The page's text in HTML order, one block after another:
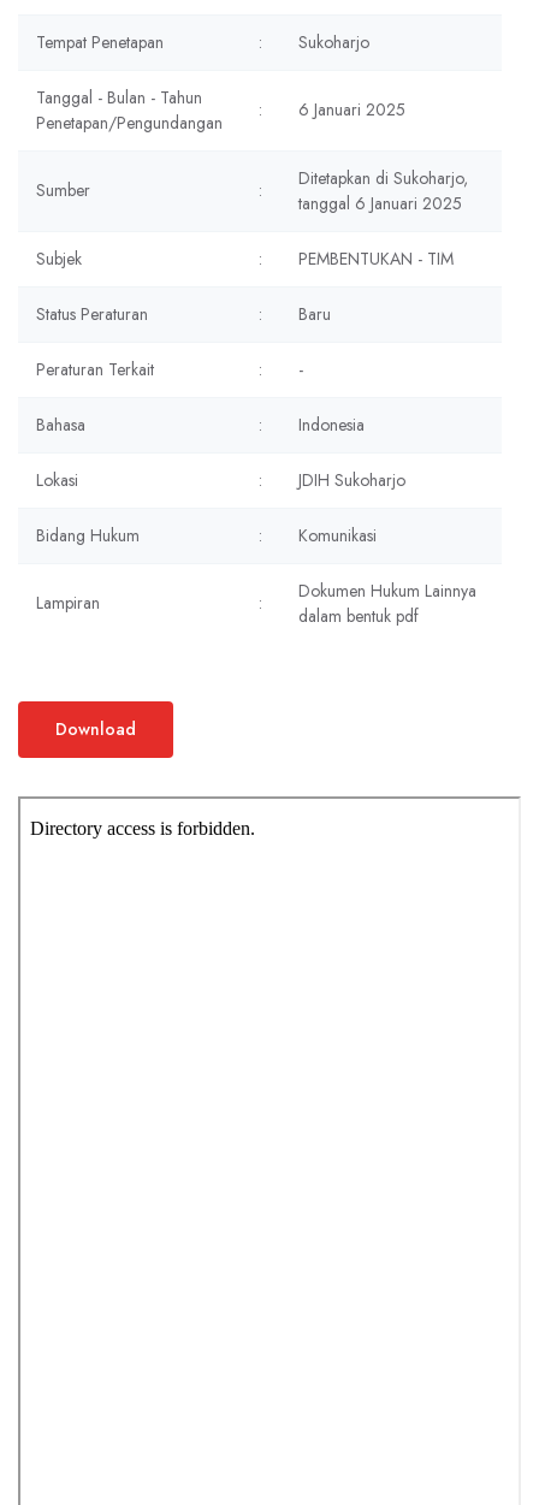
Tempat Penetapan : Sukoharjo
Tanggal - Bulan - Tahun
Penetapan/Pengundangan
: 6 Januari 2025
Sumber :
Ditetapkan di Sukoharjo,
tanggal 6 Januari 2025
Subjek : PEMBENTUKAN - TIM
Status Peraturan : Baru
Peraturan Terkait : -
Bahasa : Indonesia
Lokasi : JDIH Sukoharjo
Bidang Hukum : Komunikasi
Lampiran :
Dokumen Hukum Lainnya
dalam bentuk pdf
Download